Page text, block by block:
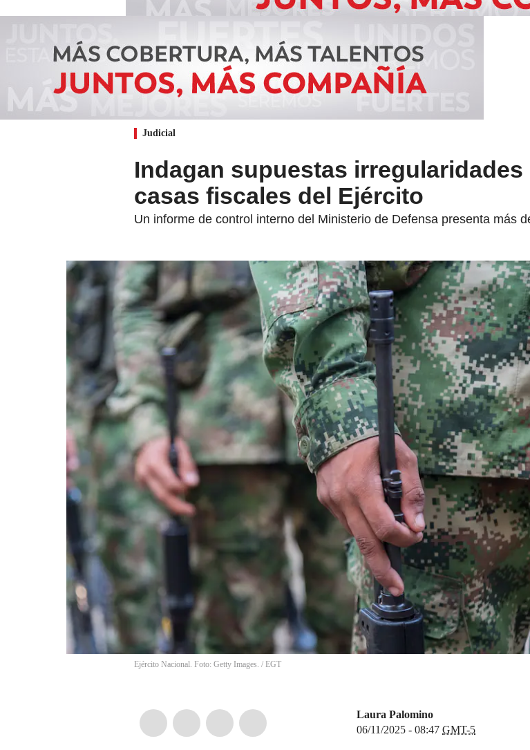
Judicial
Indagan supuestas irregularidades
casas fiscales del Ejército
Un informe de control interno del Ministerio de Defensa presenta más
Ejército Nacional. Foto: Getty Images. / EGT
Laura Palomino
06/11/2025 - 08:47 GMT-5